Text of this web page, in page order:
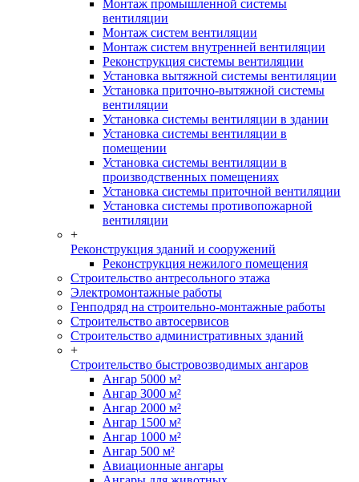
Монтаж промышленной системы
вентиляции
Монтаж систем вентиляции
Монтаж систем внутренней вентиляции
Реконструкция системы вентиляции
Установка вытяжной системы вентиляции
Установка приточно-вытяжной системы
вентиляции
Установка системы вентиляции в здании
Установка системы вентиляции в
помещении
Установка системы вентиляции в
производственных помещениях
Установка системы приточной вентиляции
Установка системы противопожарной
вентиляции
+
Реконструкция зданий и сооружений
Реконструкция нежилого помещения
Строительство антресольного этажа
Электромонтажные работы
Генподряд на строительно-монтажные работы
Строительство автосервисов
Строительство административных зданий
+
Строительство быстровозводимых ангаров
Ангар 5000 м²
Ангар 3000 м²
Ангар 2000 м²
Ангар 1500 м²
Ангар 1000 м²
Ангар 500 м²
Авиационные ангары